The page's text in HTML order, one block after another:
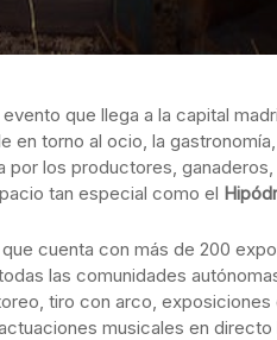
que llega a la capital
en torno al ocio, la
los productores,
tan especial como el
cuenta con más de 200
las comunidades
tiro con arco, exposiciones
musicales en directo